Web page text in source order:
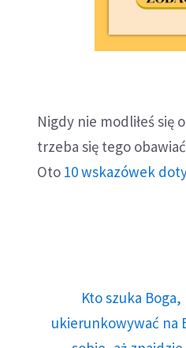
Nigdy nie modliłeś się
trzeba się tego
Oto 10 wskazówek
Kto szuka
ukierunkowywać na